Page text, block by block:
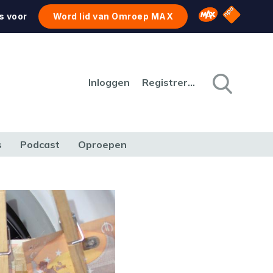
voor Word lid van Omroep MAX Omroep MAX
NPO
Inloggen Registreren
Podcast Oproepen